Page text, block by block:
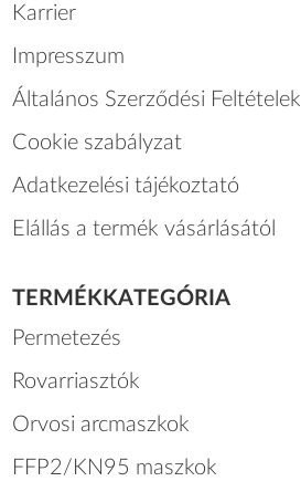
Karrier
Impresszum
Általános Szerződési Feltételek
Cookie szabályzat
Adatkezelési tájékoztató
Elállás a termék vásárlásától
TERMÉKKATEGÓRIA
Permetezés
Rovarriasztók
Orvosi arcmaszkok
FFP2/KN95 maszkok